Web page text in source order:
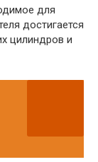
для
достигается
цилиндров и